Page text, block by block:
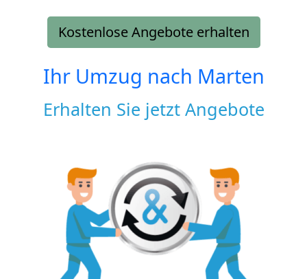
Kostenlose Angebote erhalten
Ihr Umzug nach Marten
Erhalten Sie jetzt Angebote